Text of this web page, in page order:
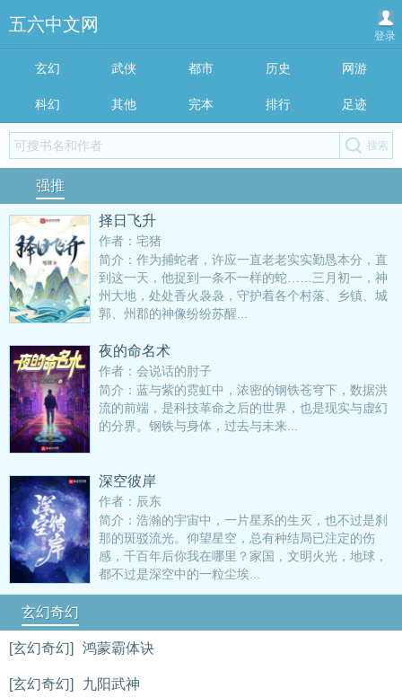
五六中文网
登录
玄幻 武侠 都市 历史 网游
科幻 其他 完本 排行 足迹
强推
择日飞升
作者：宅猪
简介：作为捕蛇者，许应一直老老实实勤恳本分，直
到这一天，他捉到一条不一样的蛇……三月初一，神
州大地，处处香火袅袅，守护着各个村落、乡镇、城
郭、州郡的神像纷纷苏醒...
夜的命名术
作者：会说话的肘子
简介：蓝与紫的霓虹中，浓密的钢铁苍穹下，数据洪
流的前端，是科技革命之后的世界，也是现实与虚幻
的分界。钢铁与身体，过去与未来...
深空彼岸
作者：辰东
简介：浩瀚的宇宙中，一片星系的生灭，也不过是刹
那的斑驳流光。仰望星空，总有种结局已注定的伤
感，千百年后你我在哪里？家国，文明火光，地球，
都不过是深空中的一粒尘埃...
玄幻奇幻
[玄幻奇幻] 鸿蒙霸体诀
[玄幻奇幻] 九阳武神